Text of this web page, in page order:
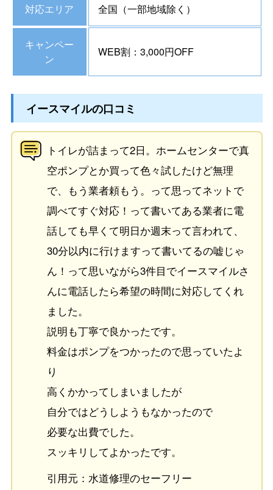
対応エリア 全国（一部地域除く）
キャンペー
ン
WEB割：3,000円OFF
イースマイルの口コミ
トイレが詰まって2日。ホームセンターで真
空ポンプとか買って色々試したけど無理
で、もう業者頼もう。って思ってネットで
調べてすぐ対応！って書いてある業者に電
話しても早くて明日か週末って言われて、
30分以内に行けますって書いてるの嘘じゃ
ん！って思いながら3件目でイースマイルさ
んに電話したら希望の時間に対応してくれ
ました。
説明も丁寧で良かったです。
料金はポンプをつかったので思っていたよ
り
高くかかってしまいましたが
自分ではどうしようもなかったので
必要な出費でした。
スッキリしてよかったです。
引用元：水道修理のセーフリー